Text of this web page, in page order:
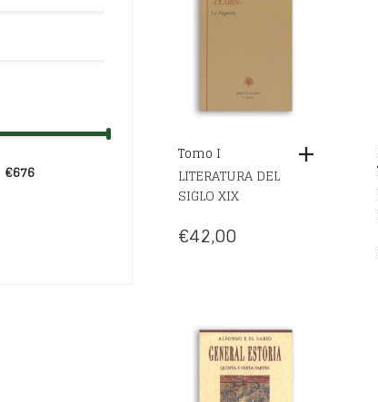
Tomo I
LITERATURA DEL
SIGLO XIX
€42,00
€676